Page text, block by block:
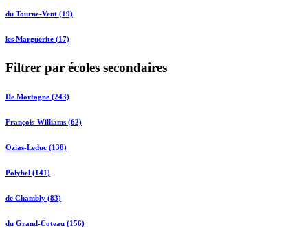
du Tourne-Vent (19)
les Marguerite (17)
Filtrer par écoles secondaires
De Mortagne (243)
François-Williams (62)
Ozias-Leduc (138)
Polybel (141)
de Chambly (83)
du Grand-Coteau (156)